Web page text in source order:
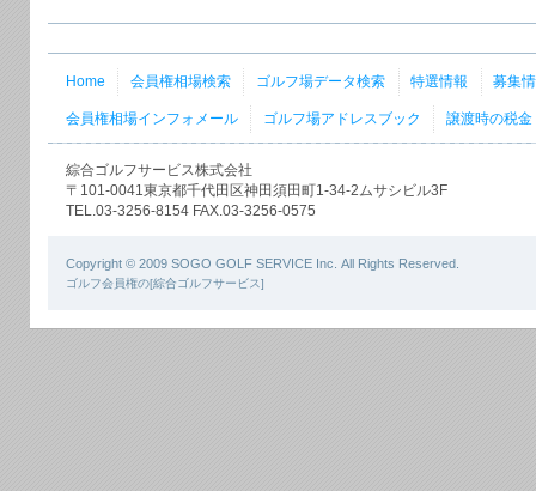
Home 会員権相場検索 ゴルフ場データ検索 特選情報 募集
会員権相場インフォメール ゴルフ場アドレスブック 譲渡時の税金
綜合ゴルフサービス株式会社
〒101-0041東京都千代田区神田須田町1-34-2ムサシビル3F
TEL.03-3256-8154 FAX.03-3256-0575
Copyright © 2009 SOGO GOLF SERVICE Inc. All Rights Reserved.
ゴルフ会員権の[綜合ゴルフサービス]